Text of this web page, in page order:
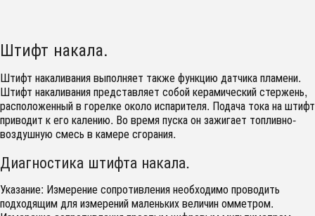
Штифт накала.
Штифт накаливания выполняет также функцию датчика пламени.
Штифт накаливания представляет собой керамический стержень,
расположенный в горелке около испарителя. Подача тока на штифт
приводит к его калению. Во время пуска он зажигает топливно-
воздушную смесь в камере сгорания.
Диагностика штифта накала.
Указание: Измерение сопротивления необходимо проводить
подходящим для измерений маленьких величин омметром.